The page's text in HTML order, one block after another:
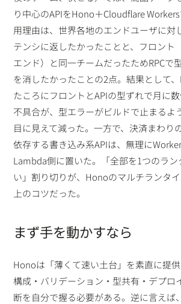
り中心のAPIをHono＋Cloudflare
用理由は、世界各地のエンドユーザに対
テンシに返したかったことと、フロント
エンド）と同一チームだったためRPCで
を消したかったことの2点。結果として
たころにフロントとAPIの型ずれで月に
不具合が、型エラーがビルドで止まるよ
目に見えて減った。一方で、決済まわり
依存する書き込み系APIは、無理に
Lambda側に置いた。「全部を1つのラン
い」割り切りが、Honoのマルチランタ
上のコツだった。
まず手を動かすなら
Honoは「薄くて速い土台」を素直に提供
構成・バリデーション・型共有・デプロ
断を自分で握る必要がある。逆に言えば